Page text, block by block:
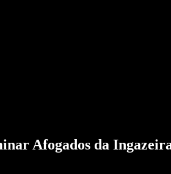
Afogados da